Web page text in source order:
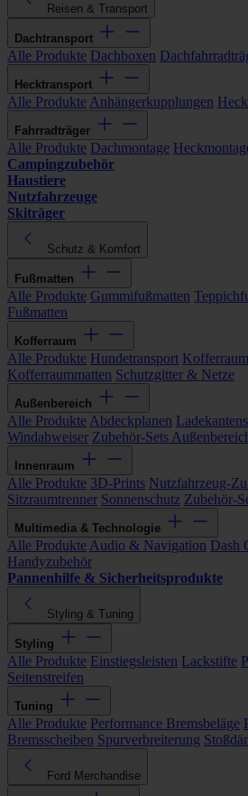
Reisen & Transport
Dachtransport
Alle Produkte Dachboxen
Hecktransport
Alle Produkte Anhängerkupplungen
Fahrradträger
Alle Produkte Dachmontage
Campingzubehör
Haustiere
Nutzfahrzeuge
Skiträger
Schutz & Komfort
Fußmatten
Alle Produkte Gummifußmatten
Fußmatten
Kofferraum
Alle Produkte Hundetransport
Kofferraummatten Schutzgitter & Netze
Außenbereich
Alle Produkte Abdeckplanen
Windabweiser Zubehör-Sets
Innenraum
Alle Produkte 3D-Prints Nutzfahrzeug-
Sitzraumtrenner Sonnenschutz Zubehör-
Multimedia & Technologie
Alle Produkte Audio & Navigation Dash
Handyzubehör
Pannenhilfe & Sicherheitsprodukte
Styling & Tuning
Styling
Alle Produkte Einstiegsleisten Lackstifte
Seitenstreifen
Tuning
Alle Produkte Performance Bremsbeläge
Bremsscheiben Spurverbreiterung
Ford Merchandise